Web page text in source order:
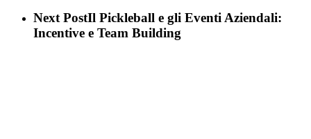
Next PostIl Pickleball e gli Eventi Aziendali:
Incentive e Team Building